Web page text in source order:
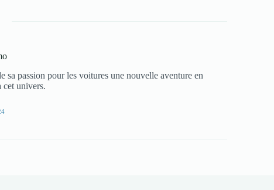
sa passion pour les voitures une nouvelle aventure en
cet univers.